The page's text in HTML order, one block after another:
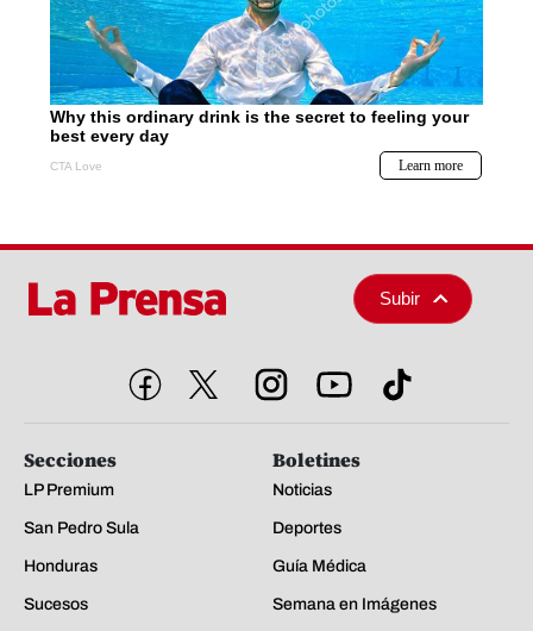
Subir
Secciones
LP Premium
San Pedro Sula
Honduras
Sucesos
Boletines
Noticias
Deportes
Guía Médica
Semana en Imágenes